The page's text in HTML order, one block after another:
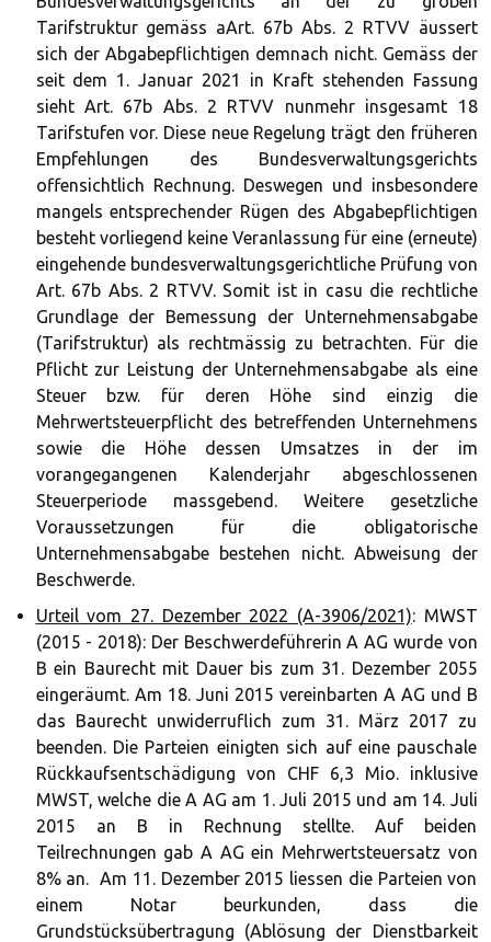
Tarifstruktur gemäss aArt. 67b Abs. 2 RTVV äussert
sich der Abgabepflichtigen demnach nicht. Gemäss der
seit dem 1. Januar 2021 in Kraft stehenden Fassung
sieht Art. 67b Abs. 2 RTVV nunmehr insgesamt 18
Tarifstufen vor. Diese neue Regelung trägt den früheren
Empfehlungen des Bundesverwaltungsgerichts
offensichtlich Rechnung. Deswegen und insbesondere
mangels entsprechender Rügen des Abgabepflichtigen
besteht vorliegend keine Veranlassung für eine (erneute)
eingehende bundesverwaltungsgerichtliche Prüfung von
Art. 67b Abs. 2 RTVV. Somit ist in casu die rechtliche
Grundlage der Bemessung der Unternehmensabgabe
(Tarifstruktur) als rechtmässig zu betrachten. Für die
Pflicht zur Leistung der Unternehmensabgabe als eine
Steuer bzw. für deren Höhe sind einzig die
Mehrwertsteuerpflicht des betreffenden Unternehmens
sowie die Höhe dessen Umsatzes in der im
vorangegangenen Kalenderjahr abgeschlossenen
Steuerperiode massgebend. Weitere gesetzliche
Voraussetzungen für die obligatorische
Unternehmensabgabe bestehen nicht. Abweisung der
Beschwerde.
Urteil vom 27. Dezember 2022 (A-3906/2021): MWST
(2015 - 2018): Der Beschwerdeführerin A AG wurde von
B ein Baurecht mit Dauer bis zum 31. Dezember 2055
eingeräumt. Am 18. Juni 2015 vereinbarten A AG und B
das Baurecht unwiderruflich zum 31. März 2017 zu
beenden. Die Parteien einigten sich auf eine pauschale
Rückkaufsentschädigung von CHF 6,3 Mio. inklusive
MWST, welche die A AG am 1. Juli 2015 und am 14. Juli
2015 an B in Rechnung stellte. Auf beiden
Teilrechnungen gab A AG ein Mehrwertsteuersatz von
8% an. Am 11. Dezember 2015 liessen die Parteien von
einem Notar beurkunden, dass die
Grundstücksübertragung (Ablösung der Dienstbarkeit